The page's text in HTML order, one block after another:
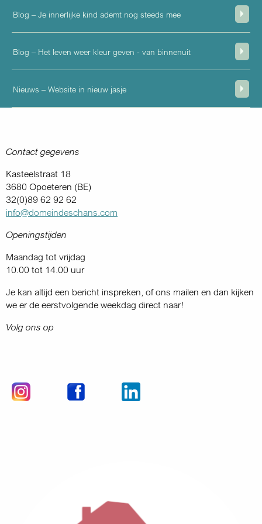
Blog – Je innerlijke kind ademt nog steeds mee
Blog – Het leven weer kleur geven - van binnenuit
Nieuws – Website in nieuw jasje
Contact gegevens
Kasteelstraat 18
3680 Opoeteren (BE)
32(0)89 62 92 62
info@domeindeschans.com
Openingstijden
Maandag tot vrijdag
10.00 tot 14.00 uur
Je kan altijd een bericht inspreken, of ons mailen en dan kijken
we er de eerstvolgende weekdag direct naar!
Volg ons op